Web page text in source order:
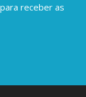
receber as